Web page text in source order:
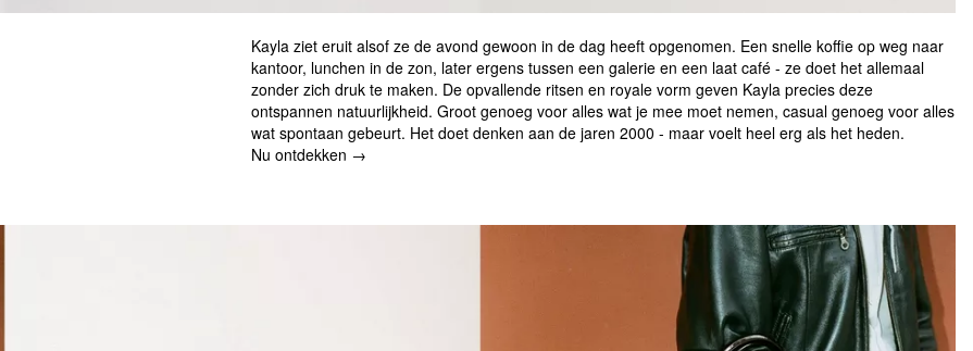
Kayla ziet eruit alsof ze de avond gewoon in de dag heeft opgenomen. Een snelle koffie op weg naar
kantoor, lunchen in de zon, later ergens tussen een galerie en een laat café - ze doet het allemaal
zonder zich druk te maken. De opvallende ritsen en royale vorm geven Kayla precies deze
ontspannen natuurlijkheid. Groot genoeg voor alles wat je mee moet nemen, casual genoeg voor alles
wat spontaan gebeurt. Het doet denken aan de jaren 2000 - maar voelt heel erg als het heden.
Nu ontdekken →